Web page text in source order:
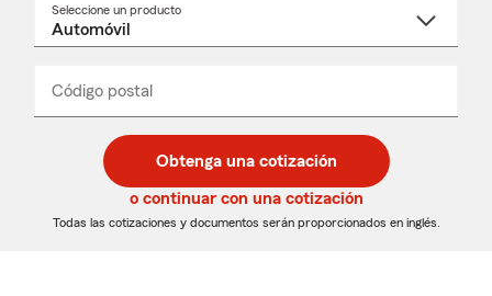
Seleccione un producto
desplegable
Código postal
de
5
dígitos
de
5
dígitos
_____
Obtenga una cotización
o continuar con una cotización
Todas las cotizaciones y documentos serán proporcionados en inglés.